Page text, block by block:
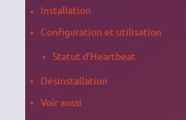
Installation
Configuration et utilisation
Statut d'Heartbeat
Désinstallation
Voir aussi